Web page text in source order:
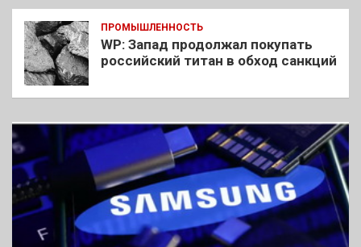
ПРОМЫШЛЕННОСТЬ
WP: Запад продолжал покупать
российский титан в обход санкций